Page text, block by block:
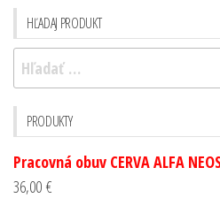
HĽADAJ PRODUKT
PRODUKTY
Pracovná obuv CERVA ALFA
36,00 €